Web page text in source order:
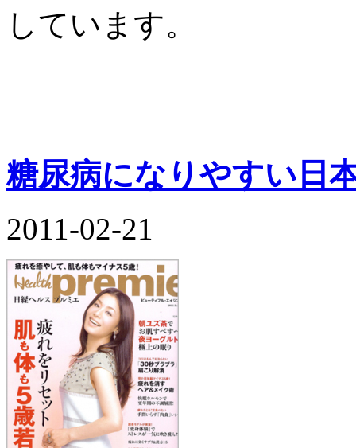
しています。
糖尿病になりやすい日
2011-02-21